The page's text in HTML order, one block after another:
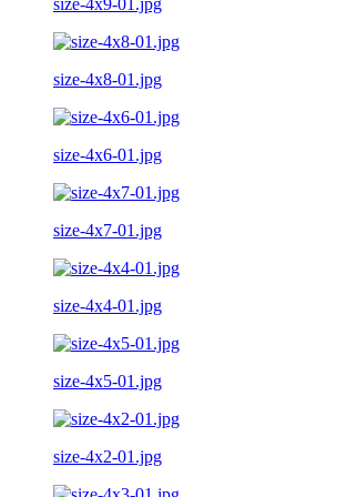
size-4x8-01.jpg
size-4x6-01.jpg
size-4x7-01.jpg
size-4x4-01.jpg
size-4x5-01.jpg
size-4x2-01.jpg